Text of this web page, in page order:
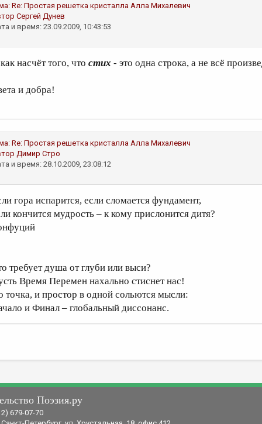
Re: Простая решетка кристалла Алла Михалевич
Сергей Дунев
и время: 23.09.2009, 10:43:53
насчёт того, что стих - это одна строка, а не всё
и добра!
Re: Простая решетка кристалла Алла Михалевич
Димир Стро
и время: 28.10.2009, 23:08:12
гора испарится, если сломается фундамент,
кончится мудрость – к кому прислонится дитя?
требует душа от глуби или выси?
Время Перемен нахально стиснет нас!
точка, и простор в одной сольются мысли:
и Финал – глобальный диссонанс.
Поэзия.ру
679-07-70